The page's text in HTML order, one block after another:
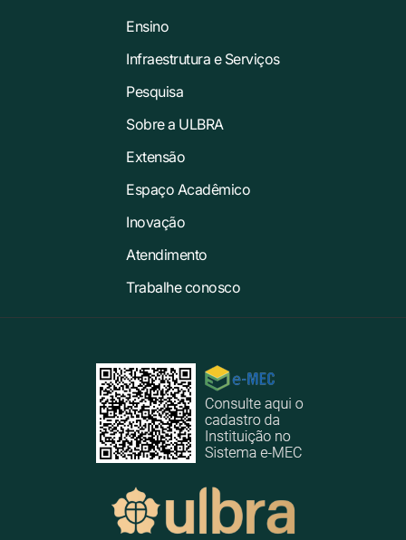
Ensino
Infraestrutura e Serviços
Pesquisa
Sobre a ULBRA
Extensão
Espaço Acadêmico
Inovação
Atendimento
Trabalhe conosco